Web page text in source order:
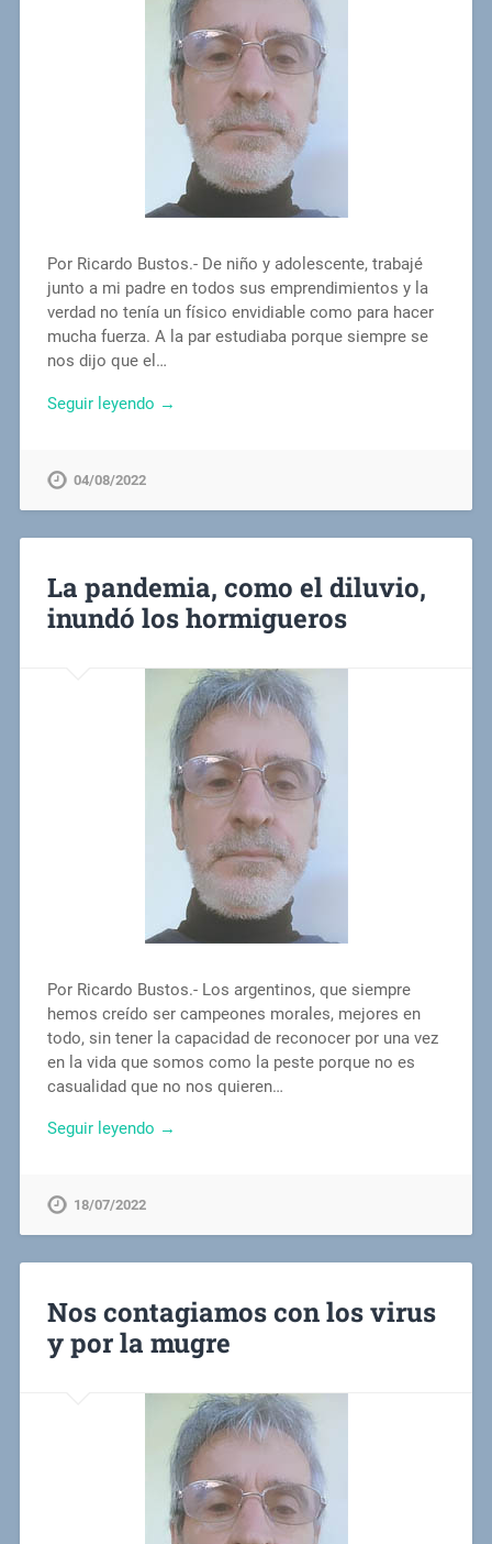
Por Ricardo Bustos.- De niño y adolescente, trabajé
junto a mi padre en todos sus emprendimientos y la
verdad no tenía un físico envidiable como para hacer
mucha fuerza. A la par estudiaba porque siempre se
nos dijo que el…
Seguir leyendo →
04/08/2022
La pandemia, como el diluvio,
inundó los hormigueros
Por Ricardo Bustos.- Los argentinos, que siempre
hemos creído ser campeones morales, mejores en
todo, sin tener la capacidad de reconocer por una vez
en la vida que somos como la peste porque no es
casualidad que no nos quieren…
Seguir leyendo →
18/07/2022
Nos contagiamos con los virus
y por la mugre